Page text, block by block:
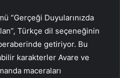
“Gerçeği Duyularınızda
Türkçe dil seçeneğinin
getiriyor. Bu
karakterler Avare ve
maceraları